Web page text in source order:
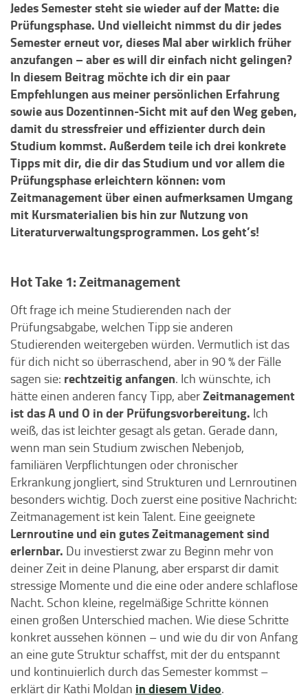
Jedes Semester steht sie wieder auf der Matte: die
Prüfungsphase. Und vielleicht nimmst du dir jedes
Semester erneut vor, dieses Mal aber wirklich früher
anzufangen – aber es will dir einfach nicht gelingen?
In diesem Beitrag möchte ich dir ein paar
Empfehlungen aus meiner persönlichen Erfahrung
sowie aus Dozentinnen-Sicht mit auf den Weg geben,
damit du stressfreier und effizienter durch dein
Studium kommst. Außerdem teile ich drei konkrete
Tipps mit dir, die dir das Studium und vor allem die
Prüfungsphase erleichtern können: vom
Zeitmanagement über einen aufmerksamen Umgang
mit Kursmaterialien bis hin zur Nutzung von
Literaturverwaltungsprogrammen. Los geht’s!
Hot Take 1: Zeitmanagement
Oft frage ich meine Studierenden nach der
Prüfungsabgabe, welchen Tipp sie anderen
Studierenden weitergeben würden. Vermutlich ist das
für dich nicht so überraschend, aber in 90 % der Fälle
sagen sie: rechtzeitig anfangen. Ich wünschte, ich
hätte einen anderen fancy Tipp, aberZeitmanagement
ist das A und O in der Prüfungsvorbereitung. Ich
weiß, das ist leichter gesagt als getan. Gerade dann,
wenn man sein Studium zwischen Nebenjob,
familiären Verpflichtungen oder chronischer
Erkrankung jongliert, sind Strukturen und Lernroutinen
besonders wichtig. Doch zuerst eine positive Nachricht:
Zeitmanagement ist kein Talent. Eine geeignete
Lernroutine und ein gutes Zeitmanagement sind
erlernbar. Du investierst zwar zu Beginn mehr von
deiner Zeit in deine Planung, aber ersparst dir damit
stressige Momente und die eine oder andere schlaflose
Nacht. Schon kleine, regelmäßige Schritte können
einen großen Unterschied machen. Wie diese Schritte
konkret aussehen können – und wie du dir von Anfang
an eine gute Struktur schaffst, mit der du entspannt
und kontinuierlich durch das Semester kommst –
erklärt dir Kathi Moldan in diesem Video.